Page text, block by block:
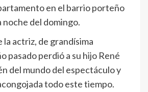
en el barrio porteño
noche del domingo.
la actriz, de grandísima
pasado perdió a su hijo René
del mundo del espectáculo y
todo este tiempo.